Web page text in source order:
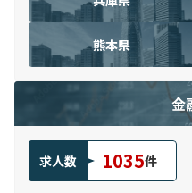
熊本県
金
求人数 1035件